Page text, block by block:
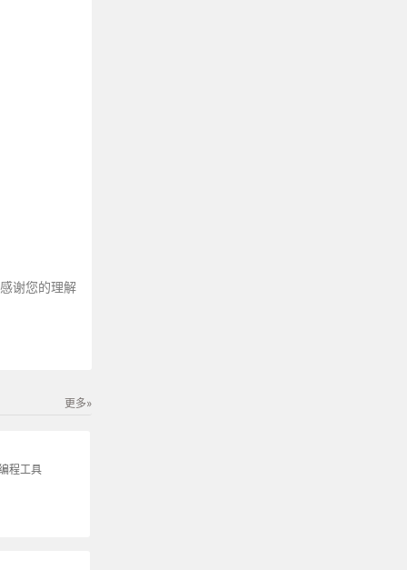
谢您的理解
更多»
程工具